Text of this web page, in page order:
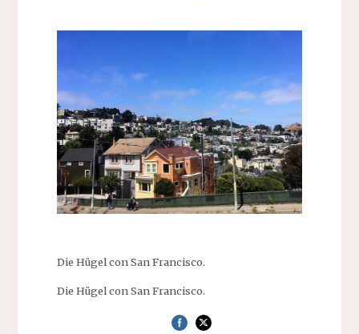
Die Hügel con San Francisco.
Die Hügel con San Francisco.